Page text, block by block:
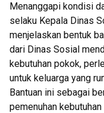
Menanggapi kondisi
selaku Kepala Dinas
menjelaskan bentuk
dari Dinas Sosial
kebutuhan pokok,
untuk keluarga yang
Bantuan ini sebagai
pemenuhan